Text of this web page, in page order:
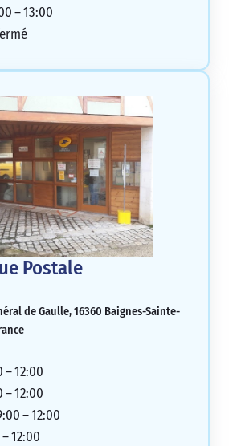
– 13:00
Postale
de Gaulle, 16360 Baignes-Sainte-
12:00
– 12:00
– 12:00
12:00